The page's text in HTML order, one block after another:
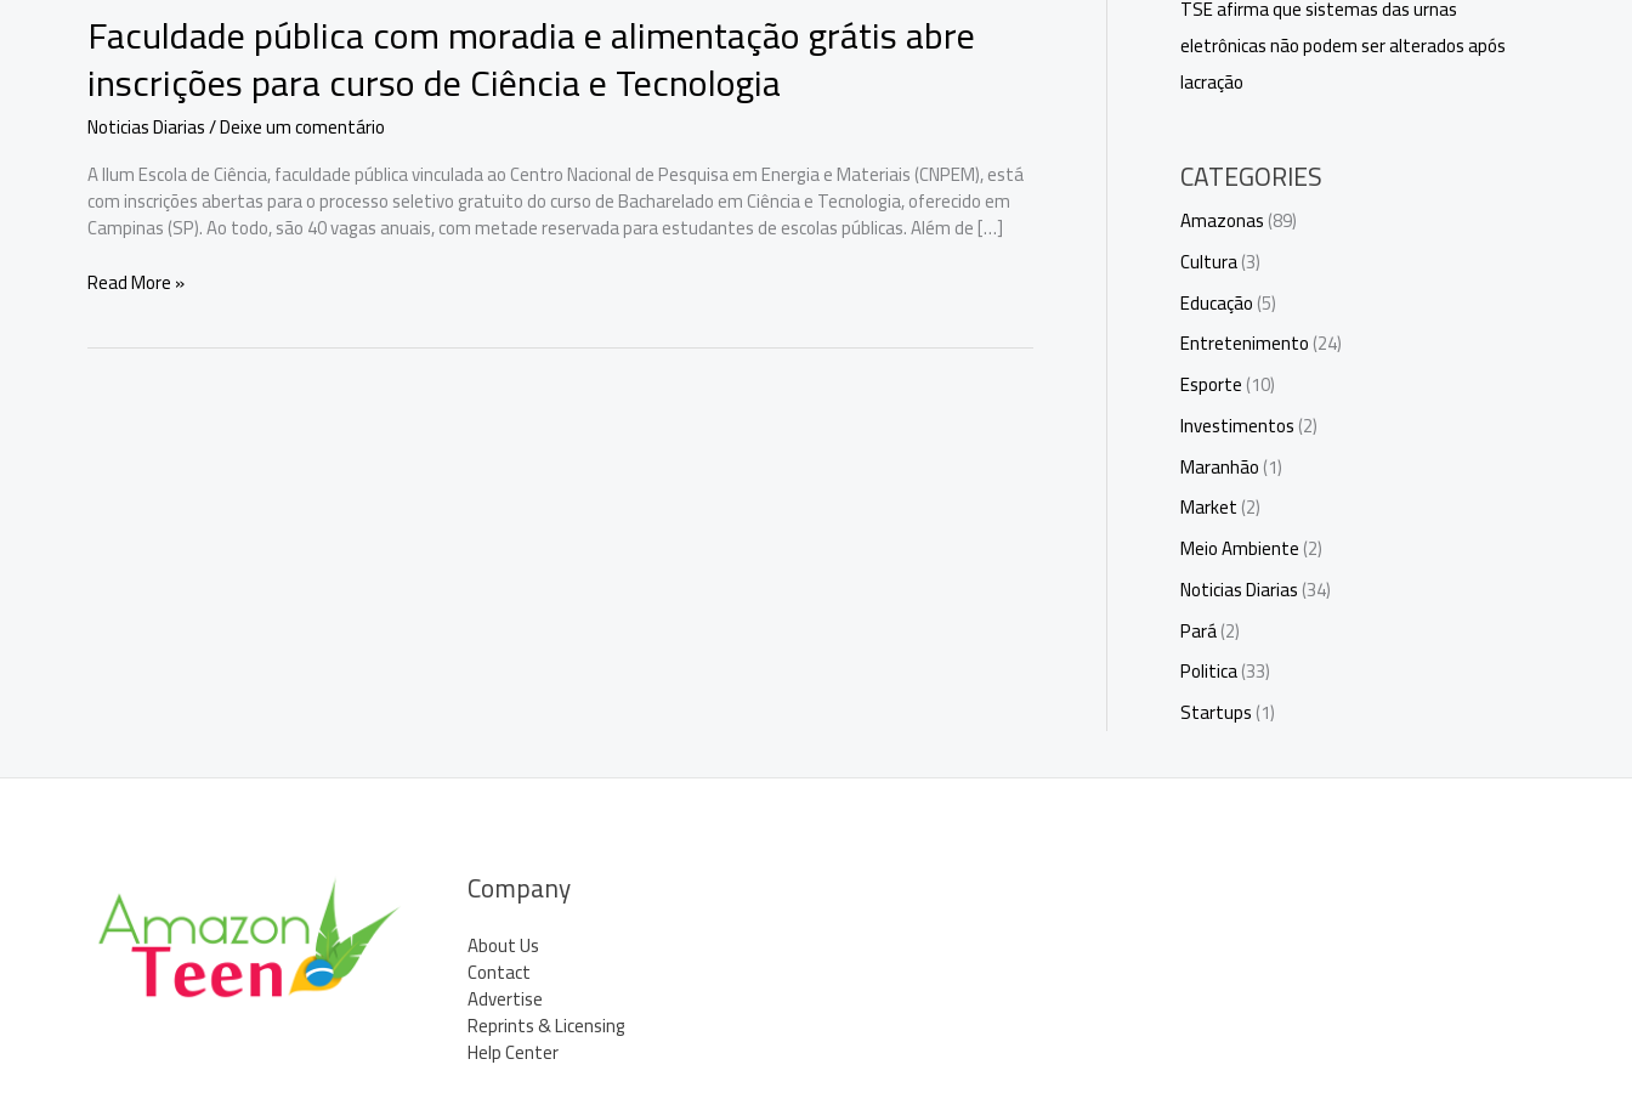
Faculdade pública com moradia e alimentação grátis abre
inscrições para curso de Ciência e Tecnologia
Noticias Diarias/Deixe um comentário
A Ilum Escola de Ciência, faculdade pública vinculada ao Centro Nacional de Pesquisa em Energia e Materiais (CNPEM), está
com inscrições abertas para o processo seletivo gratuito do curso de Bacharelado em Ciência e Tecnologia, oferecido em
Campinas (SP). Ao todo, são 40 vagas anuais, com metade reservada para estudantes de escolas públicas. Além de […]
Faculdade
Read More »
TSE afirma que sistemas das urnas
eletrônicas não podem ser alterados após
lacração
CATEGORIES
Amazonas(89)
Cultura(3)
Educação(5)
Entretenimento(24)
Esporte(10)
Investimentos(2)
Maranhão(1)
Market(2)
Meio Ambiente(2)
Noticias Diarias(34)
Pará(2)
Politica(33)
Startups(1)
Company
About Us
Contact
Advertise
Reprints & Licensing
Help Center